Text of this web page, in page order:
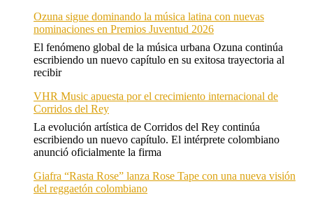
Ozuna sigue dominando la música latina con nuevas
nominaciones en Premios Juventud 2026
El fenómeno global de la música urbana Ozuna continúa
escribiendo un nuevo capítulo en su exitosa trayectoria al
recibir
VHR Music apuesta por el crecimiento internacional de
Corridos del Rey
La evolución artística de Corridos del Rey continúa
escribiendo un nuevo capítulo. El intérprete colombiano
anunció oficialmente la firma
Giafra “Rasta Rose” lanza Rose Tape con una nueva visión
del reggaetón colombiano